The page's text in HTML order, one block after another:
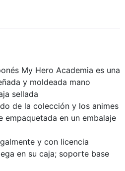
My Hero Academia es una
y moldeada mano
sellada
de la colección y los animes
empaquetada en un embalaje
y con licencia
en su caja; soporte base